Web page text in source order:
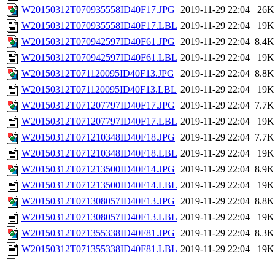
W20150312T070935558ID40F17.JPG 2019-11-29 22:04
26K
W20150312T070935558ID40F17.LBL 2019-11-29 22:04
19K
W20150312T070942597ID40F61.JPG 2019-11-29 22:04 8.4K
W20150312T070942597ID40F61.LBL 2019-11-29 22:04
19K
W20150312T071120095ID40F13.JPG
2019-11-29 22:04 8.8K
W20150312T071120095ID40F13.LBL 2019-11-29 22:04
19K
W20150312T071207797ID40F17.JPG 2019-11-29 22:04 7.7K
W20150312T071207797ID40F17.LBL 2019-11-29 22:04
19K
W20150312T071210348ID40F18.JPG 2019-11-29 22:04 7.7K
W20150312T071210348ID40F18.LBL 2019-11-29 22:04
19K
W20150312T071213500ID40F14.JPG 2019-11-29 22:04 8.9K
W20150312T071213500ID40F14.LBL 2019-11-29 22:04
19K
W20150312T071308057ID40F13.JPG 2019-11-29 22:04 8.8K
W20150312T071308057ID40F13.LBL 2019-11-29 22:04
19K
W20150312T071355338ID40F81.JPG 2019-11-29 22:04 8.3K
W20150312T071355338ID40F81.LBL 2019-11-29 22:04
19K